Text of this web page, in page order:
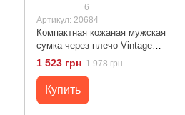
6
Артикул: 20684
Компактная кожаная мужская
сумка через плечо Vintage
20684 Черный
1 523 грн 1 978 грн
Купить